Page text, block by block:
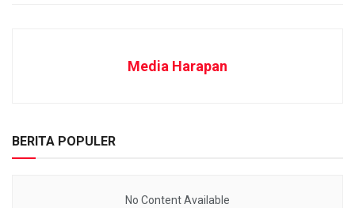
Media Harapan
BERITA POPULER
No Content Available